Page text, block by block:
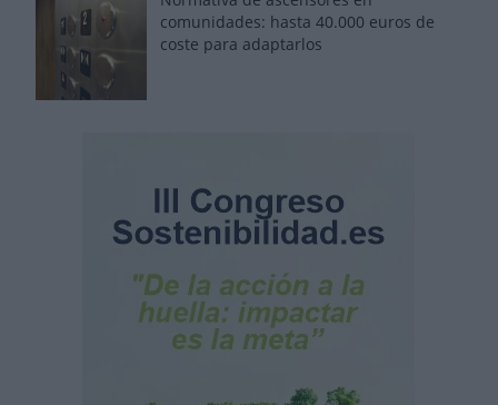
comunidades: hasta 40.000 euros de
coste para adaptarlos